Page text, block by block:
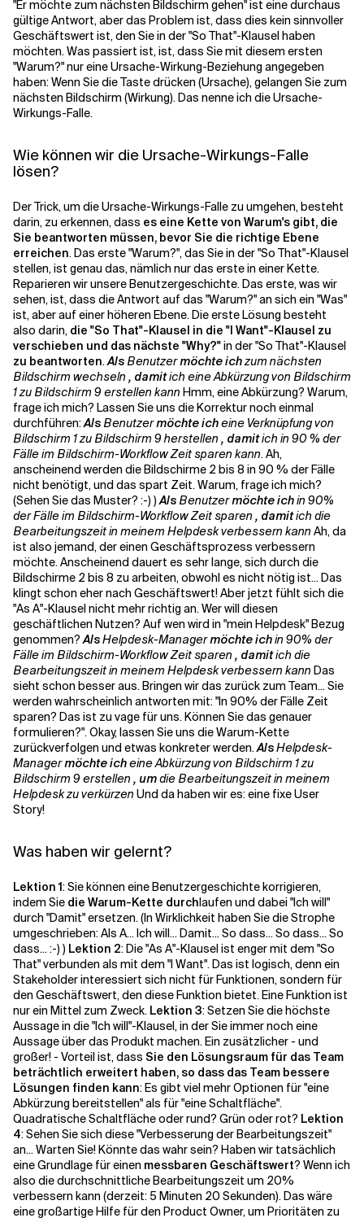
"Er möchte zum nächsten Bildschirm gehen" ist eine durchaus
gültige Antwort, aber das Problem ist, dass dies kein sinnvoller
Geschäftswert ist, den Sie in der "So That"-Klausel haben
möchten. Was passiert ist, ist, dass Sie mit diesem ersten
"Warum?" nur eine Ursache-Wirkung-Beziehung angegeben
haben: Wenn Sie die Taste drücken (Ursache), gelangen Sie zum
nächsten Bildschirm (Wirkung). Das nenne ich die Ursache-
Wirkungs-Falle.
Wie können wir die Ursache-Wirkungs-Falle
lösen?
Der Trick, um die Ursache-Wirkungs-Falle zu umgehen, besteht
darin, zu erkennen, dass es eine Kette von Warum's gibt, die
Sie beantworten müssen, bevor Sie die richtige Ebene
erreichen. Das erste "Warum?", das Sie in der "So That"-Klausel
stellen, ist genau das, nämlich nur das erste in einer Kette.
Reparieren wir unsere Benutzergeschichte. Das erste, was wir
sehen, ist, dass die Antwort auf das "Warum?" an sich ein "Was"
ist, aber auf einer höheren Ebene. Die erste Lösung besteht
also darin, die "So That"-Klausel in die "I Want"-Klausel zu
verschieben und das nächste "Why?"in der "So That"-Klausel
zu beantworten.Als Benutzermöchte ichzum nächsten
Bildschirm wechseln , damitich eine Abkürzung von Bildschirm
1 zu Bildschirm 9 erstellen kann Hmm, eine Abkürzung? Warum,
frage ich mich? Lassen Sie uns die Korrektur noch einmal
durchführen:Als Benutzermöchte icheine Verknüpfung von
Bildschirm 1 zu Bildschirm 9 herstellen , damitich in 90 % der
Fälle im Bildschirm-Workflow Zeit sparen kann. Ah,
anscheinend werden die Bildschirme 2 bis 8 in 90 % der Fälle
nicht benötigt, und das spart Zeit. Warum, frage ich mich?
(Sehen Sie das Muster? :-) )Als Benutzermöchte ichin 90%
der Fälle im Bildschirm-Workflow Zeit sparen , damitich die
Bearbeitungszeit in meinem Helpdesk verbessern kann Ah, da
ist also jemand, der einen Geschäftsprozess verbessern
möchte. Anscheinend dauert es sehr lange, sich durch die
Bildschirme 2 bis 8 zu arbeiten, obwohl es nicht nötig ist... Das
klingt schon eher nach Geschäftswert! Aber jetzt fühlt sich die
"As A"-Klausel nicht mehr richtig an. Wer will diesen
geschäftlichen Nutzen? Auf wen wird in "mein Helpdesk" Bezug
genommen?AlsHelpdesk-Managermöchte ichin 90% der
Fälle im Bildschirm-Workflow Zeit sparen , damitich die
Bearbeitungszeit in meinem Helpdesk verbessern kann Das
sieht schon besser aus. Bringen wir das zurück zum Team... Sie
werden wahrscheinlich antworten mit: "In 90% der Fälle Zeit
sparen? Das ist zu vage für uns. Können Sie das genauer
formulieren?". Okay, lassen Sie uns die Warum-Kette
zurückverfolgen und etwas konkreter werden.AlsHelpdesk-
Managermöchte icheine Abkürzung von Bildschirm 1 zu
Bildschirm 9 erstellen , umdie Bearbeitungszeit in meinem
Helpdesk zu verkürzen Und da haben wir es: eine fixe User
Story!
Was haben wir gelernt?
Lektion 1: Sie können eine Benutzergeschichte korrigieren,
indem Sie die Warum-Kette durchlaufen und dabei "Ich will"
durch "Damit" ersetzen. (In Wirklichkeit haben Sie die Strophe
umgeschrieben: Als A... Ich will... Damit... So dass... So dass... So
dass... :-) ) Lektion 2: Die "As A"-Klausel ist enger mit dem "So
That" verbunden als mit dem "I Want". Das ist logisch, denn ein
Stakeholder interessiert sich nicht für Funktionen, sondern für
den Geschäftswert, den diese Funktion bietet. Eine Funktion ist
nur ein Mittel zum Zweck. Lektion 3: Setzen Sie die höchste
Aussage in die "Ich will"-Klausel, in der Sie immer noch eine
Aussage über das Produkt machen. Ein zusätzlicher - und
großer! - Vorteil ist, dass Sie den Lösungsraum für das Team
beträchtlich erweitert haben, so dass das Team bessere
Lösungen finden kann: Es gibt viel mehr Optionen für "eine
Abkürzung bereitstellen" als für "eine Schaltfläche".
Quadratische Schaltfläche oder rund? Grün oder rot? Lektion
4: Sehen Sie sich diese "Verbesserung der Bearbeitungszeit"
an... Warten Sie! Könnte das wahr sein? Haben wir tatsächlich
eine Grundlage für einen messbaren Geschäftswert? Wenn ich
also die durchschnittliche Bearbeitungszeit um 20%
verbessern kann (derzeit: 5 Minuten 20 Sekunden). Das wäre
eine großartige Hilfe für den Product Owner, um Prioritäten zu